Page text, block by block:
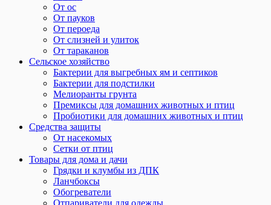
От ос
От пауков
От пероеда
От слизней и улиток
От тараканов
Сельское хозяйство
Бактерии для выгребных ям и септиков
Бактерии для подстилки
Мелиоранты грунта
Премиксы для домашних животных и птиц
Пробиотики для домашних животных и птиц
Средства защиты
От насекомых
Сетки от птиц
Товары для дома и дачи
Грядки и клумбы из ДПК
Ланчбоксы
Обогреватели